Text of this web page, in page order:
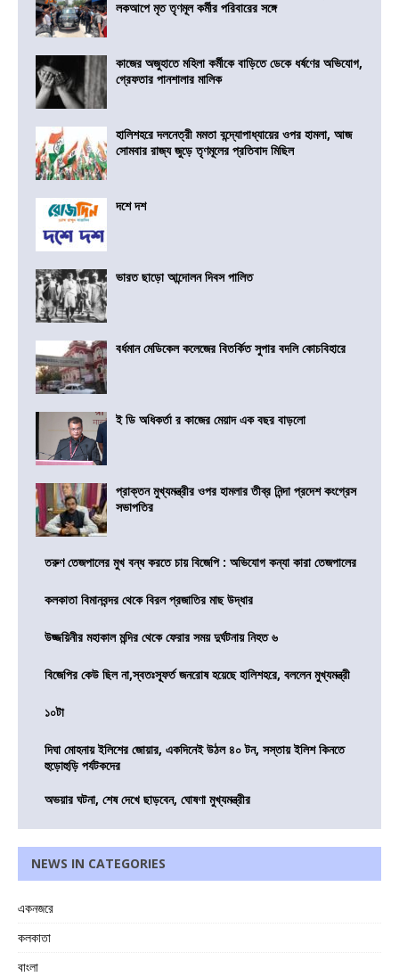
লকআপে মৃত তৃণমূল কর্মীর পরিবারের সঙ্গে
কাজের অজুহাতে মহিলা কর্মীকে বাড়িতে ডেকে ধর্ষণের অভিযোগ,
গ্রেফতার পানশালার মালিক
হালিশহরে দলনেত্রী মমতা বন্দ্যোপাধ্যায়ের ওপর হামলা, আজ
সোমবার রাজ্য জুড়ে তৃণমূলের প্রতিবাদ মিছিল
দশে দশ
ভারত ছাড়ো আন্দোলন দিবস পালিত
বর্ধমান মেডিকেল কলেজের বিতর্কিত সুপার বদলি কোচবিহারে
ই ডি অধিকর্তা র কাজের মেয়াদ এক বছর বাড়লো
প্রাক্তন মুখ্যমন্ত্রীর ওপর হামলার তীব্র নিন্দা প্রদেশ কংগ্রেস
সভাপতির
তরুণ তেজপালের মুখ বন্ধ করতে চায় বিজেপি : অভিযোগ কন্যা কারা তেজপালের
কলকাতা বিমানবন্দর থেকে বিরল প্রজাতির মাছ উদ্ধার
উজ্জয়িনীর মহাকাল মন্দির থেকে ফেরার সময় দুর্ঘটনায় নিহত ৬
বিজেপির কেউ ছিল না,স্বতঃস্ফূর্ত জনরোষ হয়েছে হালিশহরে, বললেন মুখ্যমন্ত্রী
১০টা
দিঘা মোহনায় ইলিশের জোয়ার, একদিনেই উঠল ৪০ টন, সস্তায় ইলিশ কিনতে
হুড়োহুড়ি পর্যটকদের
অভয়ার ঘটনা, শেষ দেখে ছাড়বেন, ঘোষণা মুখ্যমন্ত্রীর
NEWS IN CATEGORIES
একনজরে
কলকাতা
বাংলা